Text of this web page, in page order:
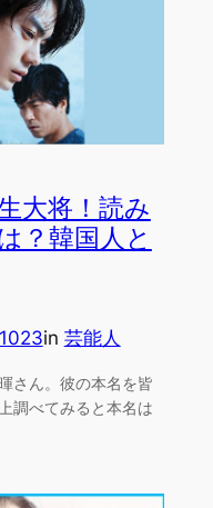
大将！読み
？韓国人と
in 芸能人
さん。彼の本名を皆
調べてみると本名は